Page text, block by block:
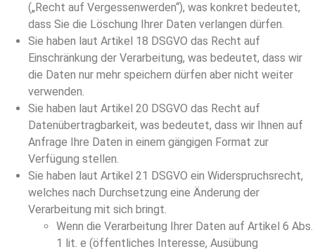
(„Recht auf Vergessenwerden“), was konkret bedeutet,
dass Sie die Löschung Ihrer Daten verlangen dürfen.
Sie haben laut Artikel 18 DSGVO das Recht auf
Einschränkung der Verarbeitung, was bedeutet, dass wir
die Daten nur mehr speichern dürfen aber nicht weiter
verwenden.
Sie haben laut Artikel 20 DSGVO das Recht auf
Datenübertragbarkeit, was bedeutet, dass wir Ihnen auf
Anfrage Ihre Daten in einem gängigen Format zur
Verfügung stellen.
Sie haben laut Artikel 21 DSGVO ein Widerspruchsrecht,
welches nach Durchsetzung eine Änderung der
Verarbeitung mit sich bringt.
Wenn die Verarbeitung Ihrer Daten auf Artikel 6 Abs.
1 lit. e (öffentliches Interesse, Ausübung